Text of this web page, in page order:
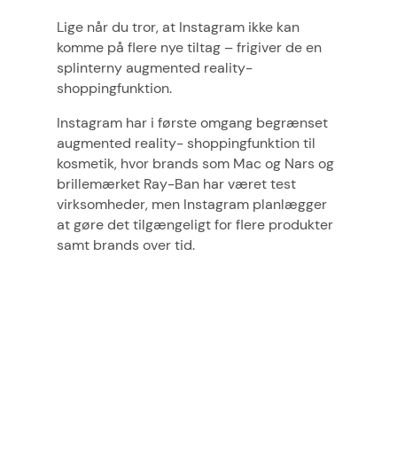
Lige når du tror, at Instagram ikke kan
komme på flere nye tiltag – frigiver de en
splinterny augmented reality-
shoppingfunktion.
Instagram har i første omgang begrænset
augmented reality- shoppingfunktion til
kosmetik, hvor brands som Mac og Nars og
brillemærket Ray-Ban har været test
virksomheder, men Instagram planlægger
at gøre det tilgængeligt for flere produkter
samt brands over tid.